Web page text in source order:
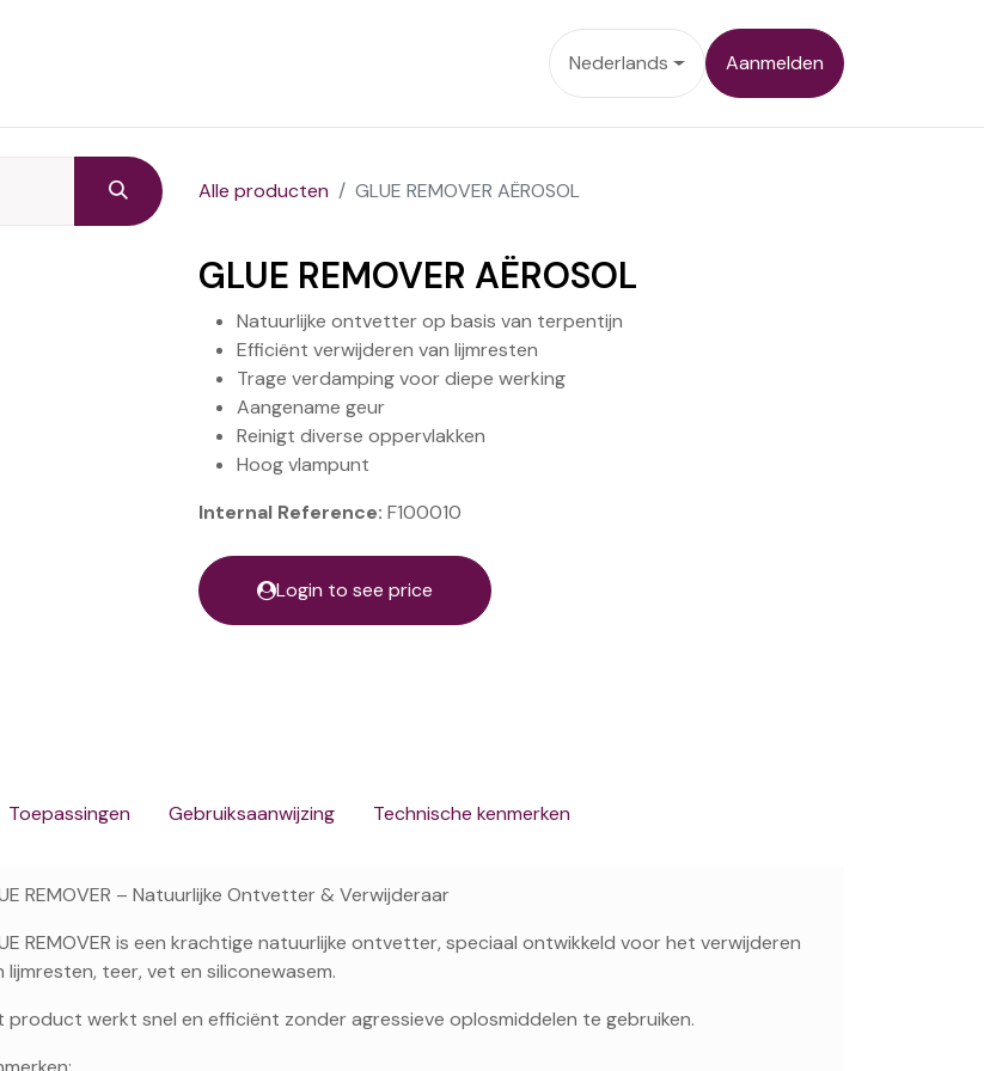
Nederlands Aanmelden
Alle producten GLUE REMOVER AËROSOL
GLUE REMOVER AËROSOL
Natuurlijke ontvetter op basis van terpentijn
Efficiënt verwijderen van lijmresten
Trage verdamping voor diepe werking
Aangename geur
Reinigt diverse oppervlakken
Hoog vlampunt
Internal Reference: F100010
Login to see price
Toepassingen Gebruiksaanwijzing Technische kenmerken
REMOVER – Natuurlijke Ontvetter & Verwijderaar
REMOVER is een krachtige natuurlijke ontvetter, speciaal ontwikkeld voor het verwijderen
lijmresten, teer, vet en siliconewasem.
product werkt snel en efficiënt zonder agressieve oplosmiddelen te gebruiken.